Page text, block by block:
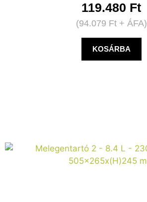
119.480 Ft
(94.079 Ft+ ÁFA)
KOSÁRBA